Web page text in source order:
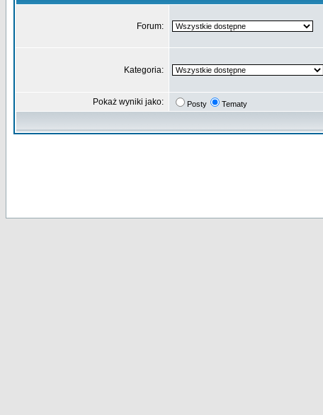
Forum:
Kategoria:
Pokaż wyniki jako: Posty Tematy